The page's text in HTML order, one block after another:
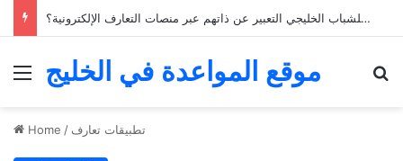
كيف يمكن للشباب الخليجي التعبير عن ذاتهم عبر منصات التعارف الإلكترونية؟
Menu
موقع المواعدة في الخليج
Home / تطبيقات تعارف